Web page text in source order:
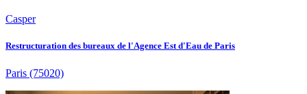
Casper
Restructuration des bureaux de l'Agence Est d'Eau de Paris
Paris (75020)